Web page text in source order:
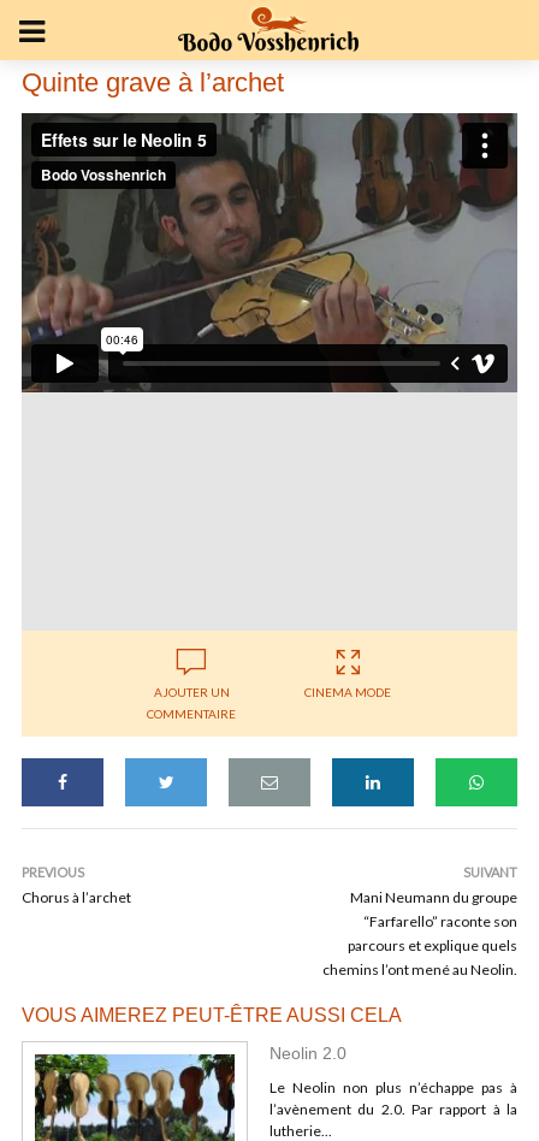
Quinte grave à l’archet
AJOUTER UN
COMMENTAIRE
CINEMA MODE
PREVIOUS
Chorus à l’archet
SUIVANT
Mani Neumann du groupe
“Farfarello” raconte son
parcours et explique quels
chemins l’ont mené au Neolin.
VOUS AIMEREZ PEUT-ÊTRE AUSSI CELA
Neolin 2.0
Le Neolin non plus n’échappe pas à
l’avènement du 2.0. Par rapport à la
lutherie...